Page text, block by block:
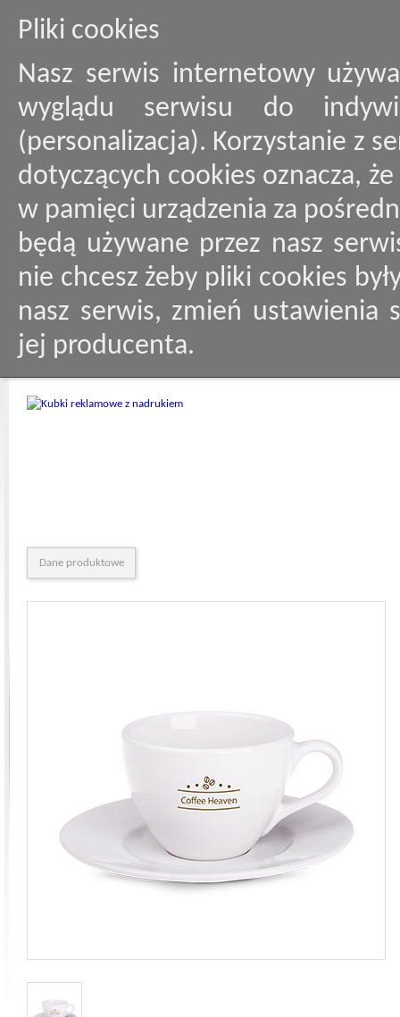
Pliki cookies
Nasz serwis internetowy
wyglądu serwisu do
(personalizacja). Korzystanie z
dotyczących cookies oznacza,
w pamięci urządzenia za
będą używane przez nasz
nie chcesz żeby pliki cookies
nasz serwis, zmień ustawienia
jej producenta.
Dane produktowe